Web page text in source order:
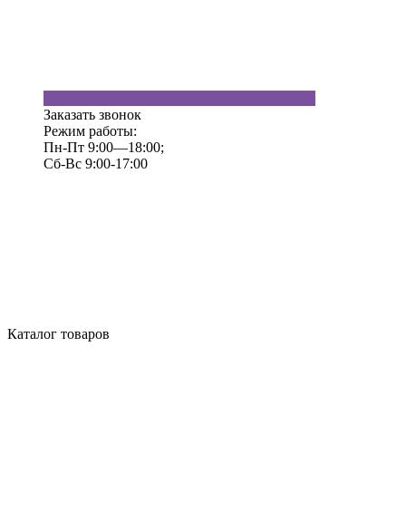
Заказать звонок
Режим работы:
Пн-Пт 9:00—18:00;
Сб-Вс 9:00-17:00
Каталог товаров